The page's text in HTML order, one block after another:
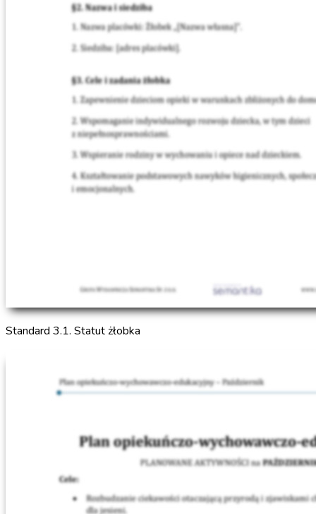
Standard 3.1. Statut żłobka